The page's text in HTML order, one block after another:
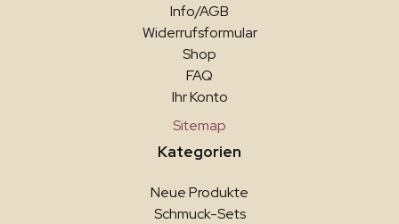
Info/AGB
Widerrufsformular
Shop
FAQ
Ihr Konto
Sitemap
Kategorien
Neue Produkte
Schmuck-Sets